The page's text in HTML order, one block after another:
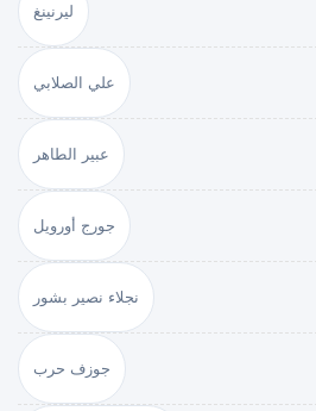
ليرنينغ
علي الصلابي
عبير الطاهر
جورج أورويل
نجلاء نصير بشور
جوزف حرب